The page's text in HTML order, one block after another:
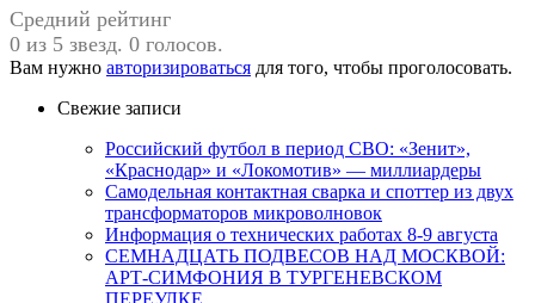
Средний рейтинг
0 из 5 звезд. 0 голосов.
Вам нужно авторизироваться для того, чтобы проголосовать.
Свежие записи
Российский футбол в период СВО: «Зенит»,
«Краснодар» и «Локомотив» — миллиардеры
Самодельная контактная сварка и споттер из двух
трансформаторов микроволновок
Информация о технических работах 8-9 августа
СЕМНАДЦАТЬ ПОДВЕСОВ НАД МОСКВОЙ:
АРТ-СИМФОНИЯ В ТУРГЕНЕВСКОМ
ПЕРЕУЛКЕ